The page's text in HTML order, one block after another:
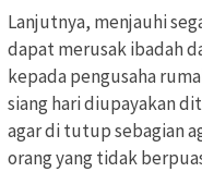
Lanjutnya, menjauhi
dapat merusak ibadah
kepada pengusaha
siang hari diupayakan
agar di tutup sebagian
orang yang tidak